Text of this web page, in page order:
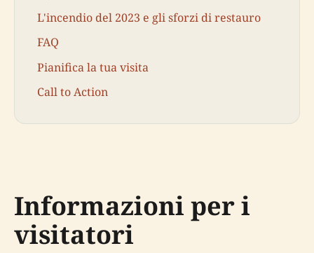
L'incendio del 2023 e gli sforzi di restauro
FAQ
Pianifica la tua visita
Call to Action
Informazioni per i
visitatori